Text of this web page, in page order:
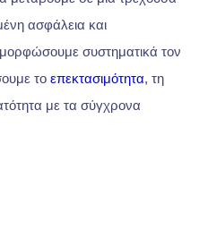
ασφάλεια και
συστηματικά τον
το επεκτασιμότητα, τη
με τα σύγχρονα